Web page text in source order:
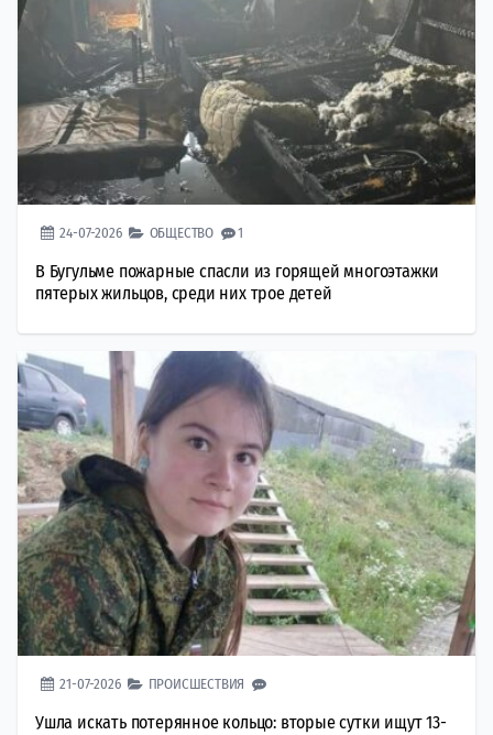
24-07-2026 ОБЩЕСТВО 1
В Бугульме пожарные спасли из горящей многоэтажки
пятерых жильцов, среди них трое детей
21-07-2026 ПРОИСШЕСТВИЯ
Ушла искать потерянное кольцо: вторые сутки ищут 13-